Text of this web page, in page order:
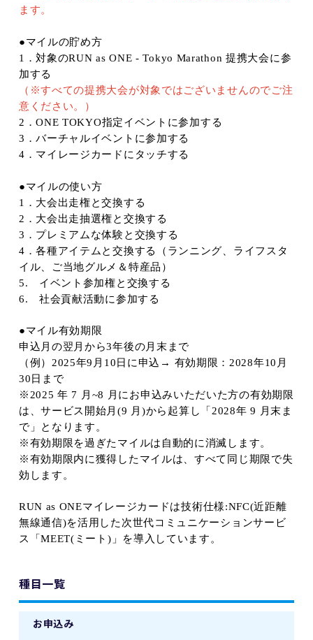
ます。
●マイルの貯め方
1
．対象のRUN as ONE - Tokyo Marathon 提携大会に参
加する
（ ※すべての提携大会が対象ではございませんのでご注
意ください。）
2 ．ONE TOKYO指定イベントに参加する
3 ．バーチャルイベントに参加する
4 ．マイレージカードにタッチする
●マイルの使い方
1
．大会出走権と交換する
2 ．大会出走抽選権と交換する
3 ．プレミアムな体験と交換する
4 ．各種アイテムと交換する（ランニング、ライフスタ
イル、ご当地グルメ＆特産品）
5. イベント参加権と交換する
6. 社会貢献活動に参加する
●マイル有効期限
申込月の翌月から3年後の月末まで
（例） 2025年9 月 10 日に申込→ 有効期限： 2028年10 月
30 日まで
※2025年 7 月 ~8
月にお申込みいただいた方の有効期限
は、サービス開始月(9 月 )から起算し「 2028年 9
月末ま
で」となります。
※有効期限を過ぎたマイルは自動的に消滅します。
※有効期限内に獲得したマイルは、すべて同じ期限で失
効します。
RUN as ONEマイレージカードは技術仕様:NFC(近距離
無線通信)を活用した次世代コミュニケーションサービ
ス「MEET( ミート ) 」を導入しています。
種目一覧
お申込み